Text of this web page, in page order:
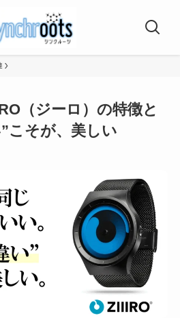
（ジーロ）の特徴と
こそが、美しい